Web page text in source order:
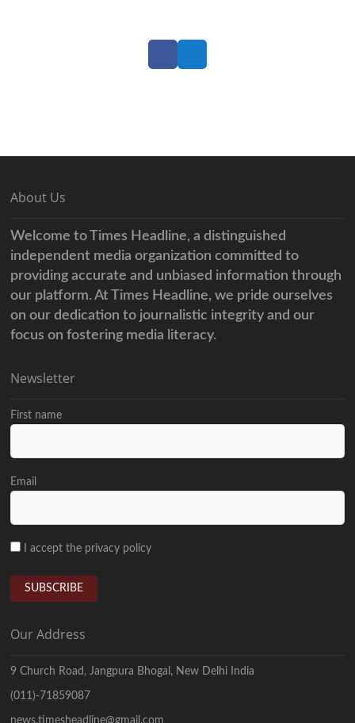
About Us
Welcome to Times Headline, a distinguished
independent media organization committed to
providing accurate and unbiased information through
our platform. At Times Headline, we pride ourselves
on our dedication to journalistic integrity and our
focus on fostering media literacy.
Newsletter
First name
Email
I accept the privacy policy
Our Address
9 Church Road, Jangpura Bhogal, New Delhi India
(011)-71859087
news.timesheadline@gmail.com